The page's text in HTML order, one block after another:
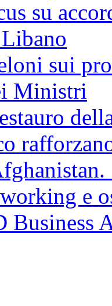
su
sui
Ministri
e
Business